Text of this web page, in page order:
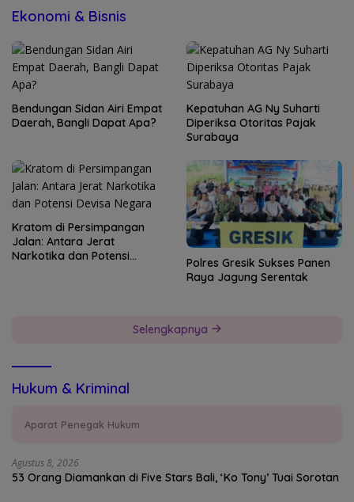
Ekonomi & Bisnis
Bendungan Sidan Airi Empat
Daerah, Bangli Dapat Apa?
Kepatuhan AG Ny Suharti
Diperiksa Otoritas Pajak
Surabaya
Kratom di Persimpangan
Jalan: Antara Jerat
Narkotika dan Potensi
Polres Gresik Sukses Panen
Raya Jagung Serentak
Selengkapnya
Hukum & Kriminal
Aparat Penegak Hukum
Agustus 8, 2026
53 Orang Diamankan di Five Stars Bali, ‘Ko Tony’ Tuai Sorotan